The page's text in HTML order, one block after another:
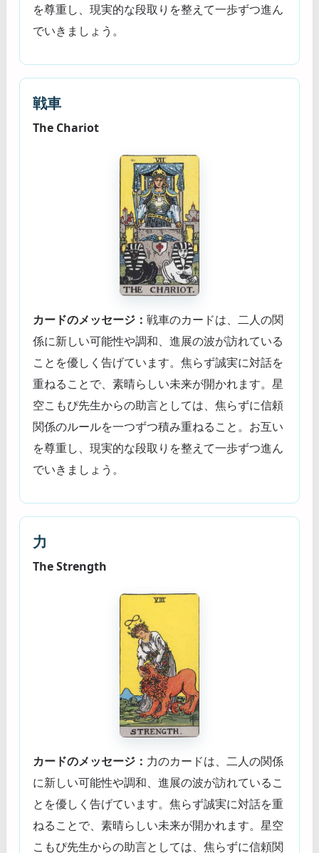
を尊重し、現実的な段取りを整えて一歩ずつ進ん
でいきましょう。
戦車
The Chariot
カードのメッセージ： 戦車のカードは、二人の関
係に新しい可能性や調和、進展の波が訪れている
ことを優しく告げています。焦らず誠実に対話を
重ねることで、素晴らしい未来が開かれます。星
空こもぴ先生からの助言としては、焦らずに信頼
関係のルールを一つずつ積み重ねること。お互い
を尊重し、現実的な段取りを整えて一歩ずつ進ん
でいきましょう。
力
The Strength
カードのメッセージ： 力のカードは、二人の関係
に新しい可能性や調和、進展の波が訪れているこ
とを優しく告げています。焦らず誠実に対話を重
ねることで、素晴らしい未来が開かれます。星空
こもぴ先生からの助言としては、焦らずに信頼関